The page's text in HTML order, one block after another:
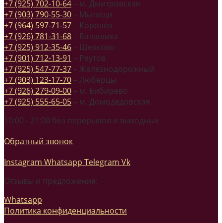
+7 (925) 702-10-64 – м. Дмитровская
+7 (903) 790-55-30 – Мытищи
+7 (964) 597-71-57 – Королев
+7 (926) 781-31-68 – Балашиха
+7 (925) 912-35-46 – Щелково
+7 (901) 712-13-91 – Реутов
+7 (925) 547-77-37 – Железнодорожный
+7 (903) 123-17-70 – Люберцы
+7 (926) 279-09-00 – м. Бибирево
+7 (925) 555-65-05 – м. Домодедовская
10:00 - 21:00 без перерывов и выходных
Обратный звонок
Instagram Whatsapp Telegram Vk
Отзывы и предложения:
Whatsapp
Политика конфиденциальности